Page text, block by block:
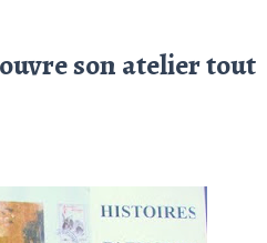
son atelier tout